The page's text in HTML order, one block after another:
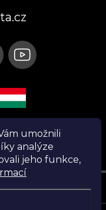
umožnili
analýze
jeho funkce,